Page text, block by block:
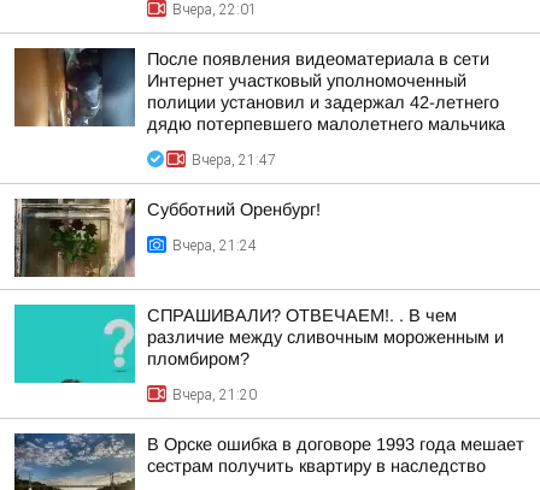
Вчера, 22:01
После появления видеоматериала в сети
Интернет участковый уполномоченный
полиции установил и задержал 42-летнего
дядю потерпевшего малолетнего мальчика
Вчера, 21:47
Субботний Оренбург!
Вчера, 21:24
СПРАШИВАЛИ? ОТВЕЧАЕМ!. . В чем
различие между сливочным мороженным и
пломбиром?
Вчера, 21:20
В Орске ошибка в договоре 1993 года мешает
сестрам получить квартиру в наследство